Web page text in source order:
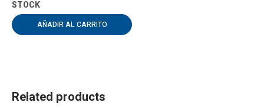
AÑADIR AL CARRITO
Related products